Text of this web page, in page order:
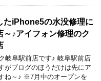
iPhone5の水没修理に
～♪アイフォン修理のク
岐阜駅前店です♪ 岐阜駅前店
がブログのほうだけは先にア
ね～♪ ※7月中のオープンを